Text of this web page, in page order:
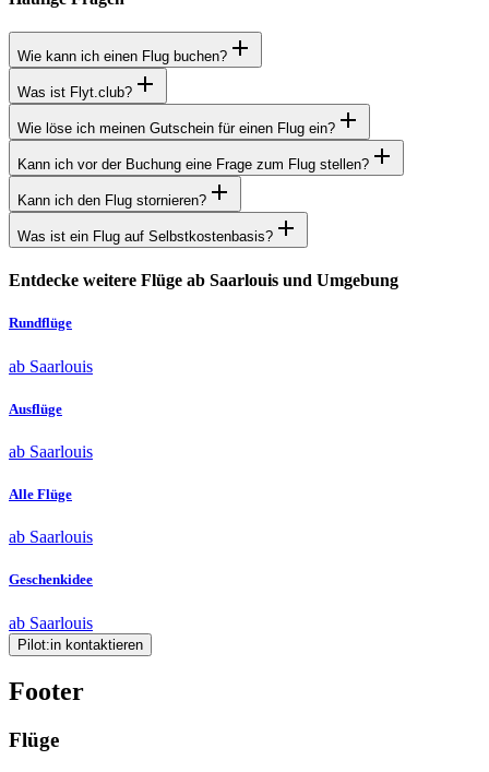
Wie kann ich einen Flug buchen?
Was ist Flyt.club?
Wie löse ich meinen Gutschein für einen Flug ein?
Kann ich vor der Buchung eine Frage zum Flug stellen?
Kann ich den Flug stornieren?
Was ist ein Flug auf Selbstkostenbasis?
Entdecke weitere Flüge ab Saarlouis und Umgebung
Rundflüge
ab Saarlouis
Ausflüge
ab Saarlouis
Alle Flüge
ab Saarlouis
Geschenkidee
ab Saarlouis
Pilot:in kontaktieren
Footer
Flüge